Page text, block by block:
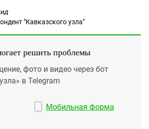
"Кавказского узла"
решить проблемы
фото и видео через бот
в Telegram
Мобильная форма